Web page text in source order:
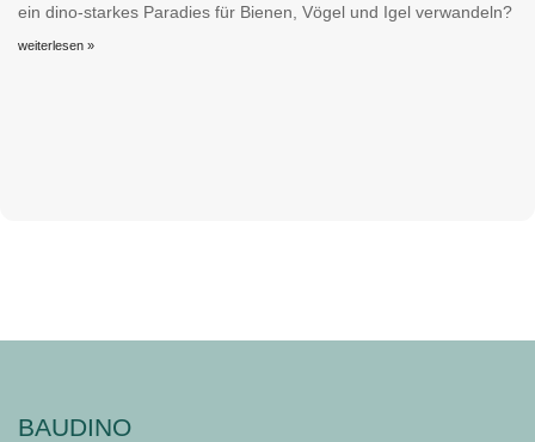
ein dino-starkes Paradies für Bienen, Vögel und Igel verwandeln?
weiterlesen »
BAUDINO